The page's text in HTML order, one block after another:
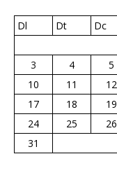
Dl
Dt Dc
3
4 5
10
11 12
17
18 19
24
25 26
31